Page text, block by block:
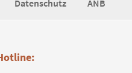
Datenschutz ANB